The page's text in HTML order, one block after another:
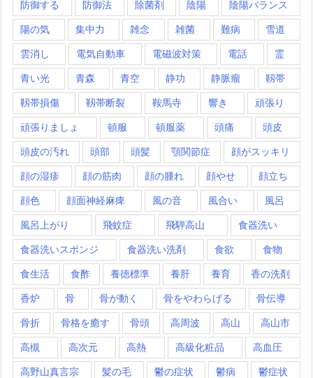
防御する 防御法 除菌剤 陰陽 陰陽バランス
陽の気 集中力 雑念 雑菌 難病 雪道
雲消し 電気自動車 電磁波対策 電話 霊
青い光 青森 青空 静功 静脈瘤 靱帯
靱帯損傷 靱帯断裂 鞍馬寺 響き 頑張り
頑張りましょ 頓服 頓服薬 頭痛 頭皮
頭皮の汚れ 頭部 頭髪 顎関節症 顔がスッキリ
顔の湿疹 顔の筋肉 顔の腫れ 顔やせ 顔立ち
顔色 顔面神経麻痺 風の音 風合い 風呂
風呂上がり 飛蚊症 飛騨高山 食器洗い
食器洗いスポンジ 食器洗い洗剤 食欲 食物
食生活 食酢 養徳標準 養肝 養育 香の洗剤
香炉 骨 骨が動く 骨をやわらげる 骨伝導
骨折 骨格を癒す 骨頭 高周波 高山 高山市
高槻 高次元 高熱 高級化粧品 高血圧
高野山真言宗 髪の毛 鬱の症状 鬱病 鬱症状